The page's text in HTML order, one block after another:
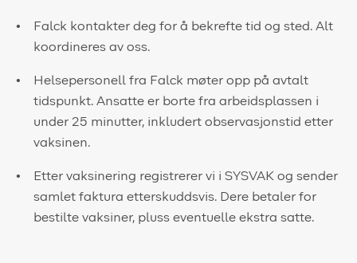
Falck kontakter deg for å bekrefte tid og sted. Alt
koordineres av oss.
Helsepersonell fra Falck møter opp på avtalt
tidspunkt. Ansatte er borte fra arbeidsplassen i
under 25 minutter, inkludert observasjonstid etter
vaksinen.
Etter vaksinering registrerer vi i SYSVAK og sender
samlet faktura etterskuddsvis. Dere betaler for
bestilte vaksiner, pluss eventuelle ekstra satte.